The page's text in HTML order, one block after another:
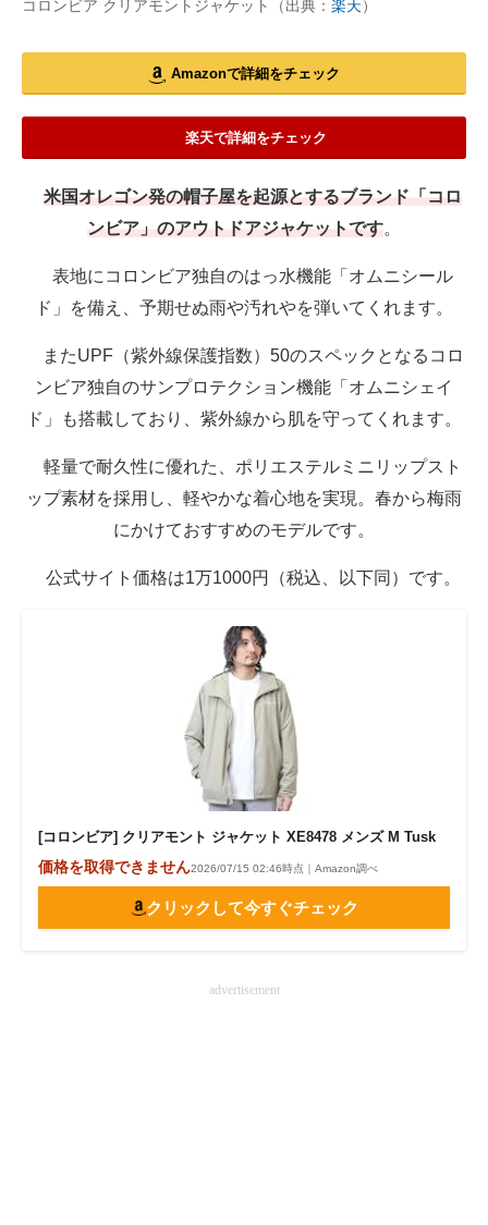
コロンビア クリアモントジャケット（出典： 楽天）
Amazonで詳細をチェック
楽天で詳細をチェック
米国オレゴン発の帽子屋を起源とするブランド「コロ
ンビア」のアウトドアジャケットです。
表地にコロンビア独自のはっ水機能「オムニシール
ド」を備え、予期せぬ雨や汚れやを弾いてくれます。
またUPF（紫外線保護指数）50のスペックとなるコロ
ンビア独自のサンプロテクション機能「オムニシェイ
ド」も搭載しており、紫外線から肌を守ってくれます。
軽量で耐久性に優れた、ポリエステルミニリップスト
ップ素材を採用し、軽やかな着心地を実現。春から梅雨
にかけておすすめのモデルです。
公式サイト価格は1万1000円（税込、以下同）です。
[コロンビア] クリアモント ジャケット XE8478 メンズ M Tusk
価格を取得できません2026/07/15 02:46時点｜Amazon調べ
クリックして今すぐチェック
advertisement